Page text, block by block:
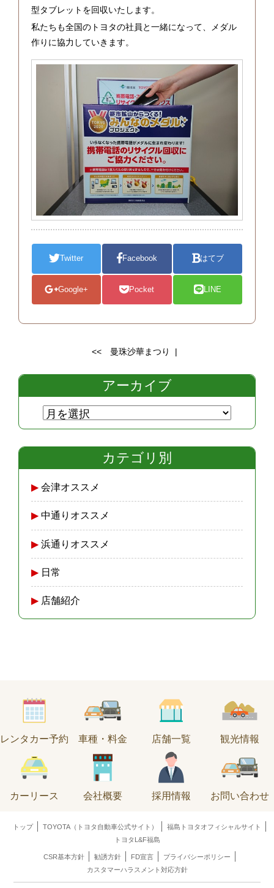
カテゴリ別
会津オススメ
中通りオススメ
浜通りオススメ
日常
店舗紹介
アーカイブ
型タブレットを回収いたします。
私たちも全国のトヨタの社員と一緒になって、メダル
作りに協力していきます。
Twitter Facebook はてブ
Google+ Pocket LINE
<< 曼珠沙華まつり |
レンタカー予約 車種・料金 店舗一覧 観光情報
カーリース 会社概要 採用情報 お問い合わせ
トップ TOYOTA（トヨタ自動車公式サイト）
福島トヨタオフィシャルサイト
トヨタL&F福島
CSR基本方針 勧誘方針 FD宣言
プライバシーポリシー
カスタマーハラスメント対応方針